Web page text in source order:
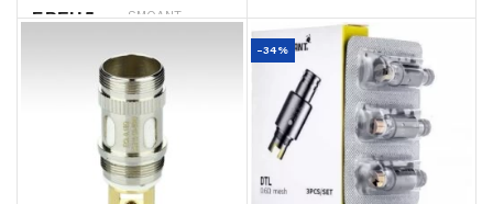
БРЕНД SMOANT
КАТУШКА 1.4 Ом
-34%